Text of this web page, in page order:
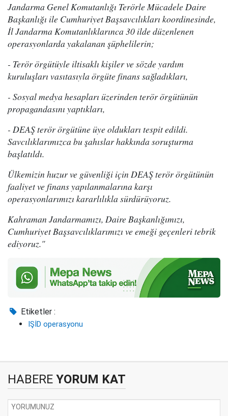
Jandarma Genel Komutanlığı Terörle Mücadele Daire
Başkanlığı ile Cumhuriyet Başsavcılıkları koordinesinde,
İl Jandarma Komutanlıklarınca 30 ilde düzenlenen
operasyonlarda yakalanan şüphelilerin;
- Terör örgütüyle iltisaklı kişiler ve sözde yardım
kuruluşları vasıtasıyla örgüte finans sağladıkları,
- Sosyal medya hesapları üzerinden terör örgütünün
propagandasını yaptıkları,
- DEAŞ terör örgütüne üye oldukları tespit edildi.
Savcılıklarımızca bu şahıslar hakkında soruşturma
başlatıldı.
Ülkemizin huzur ve güvenliği için DEAŞ terör örgütünün
faaliyet ve finans yapılanmalarına karşı
operasyonlarımızı kararlılıkla sürdürüyoruz.
Kahraman Jandarmamızı, Daire Başkanlığımızı,
Cumhuriyet Başsavcılıklarımızı ve emeği geçenleri tebrik
ediyoruz."
Etiketler :
IŞİD operasyonu
HABERE YORUM KAT